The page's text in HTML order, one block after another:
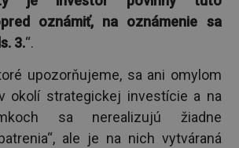
oznámiť, na oznámenie sa
3.“.
upozorňujeme, sa ani omylom
okolí strategickej investície a na
sa nerealizujú žiadne
ale je na nich vytváraná